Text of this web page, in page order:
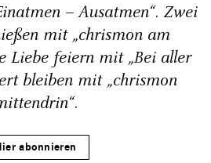
– Ausatmen“. Zwei
mit „chrismon am
Liebe feiern mit „Bei aller
bleiben mit „chrismon
abonnieren